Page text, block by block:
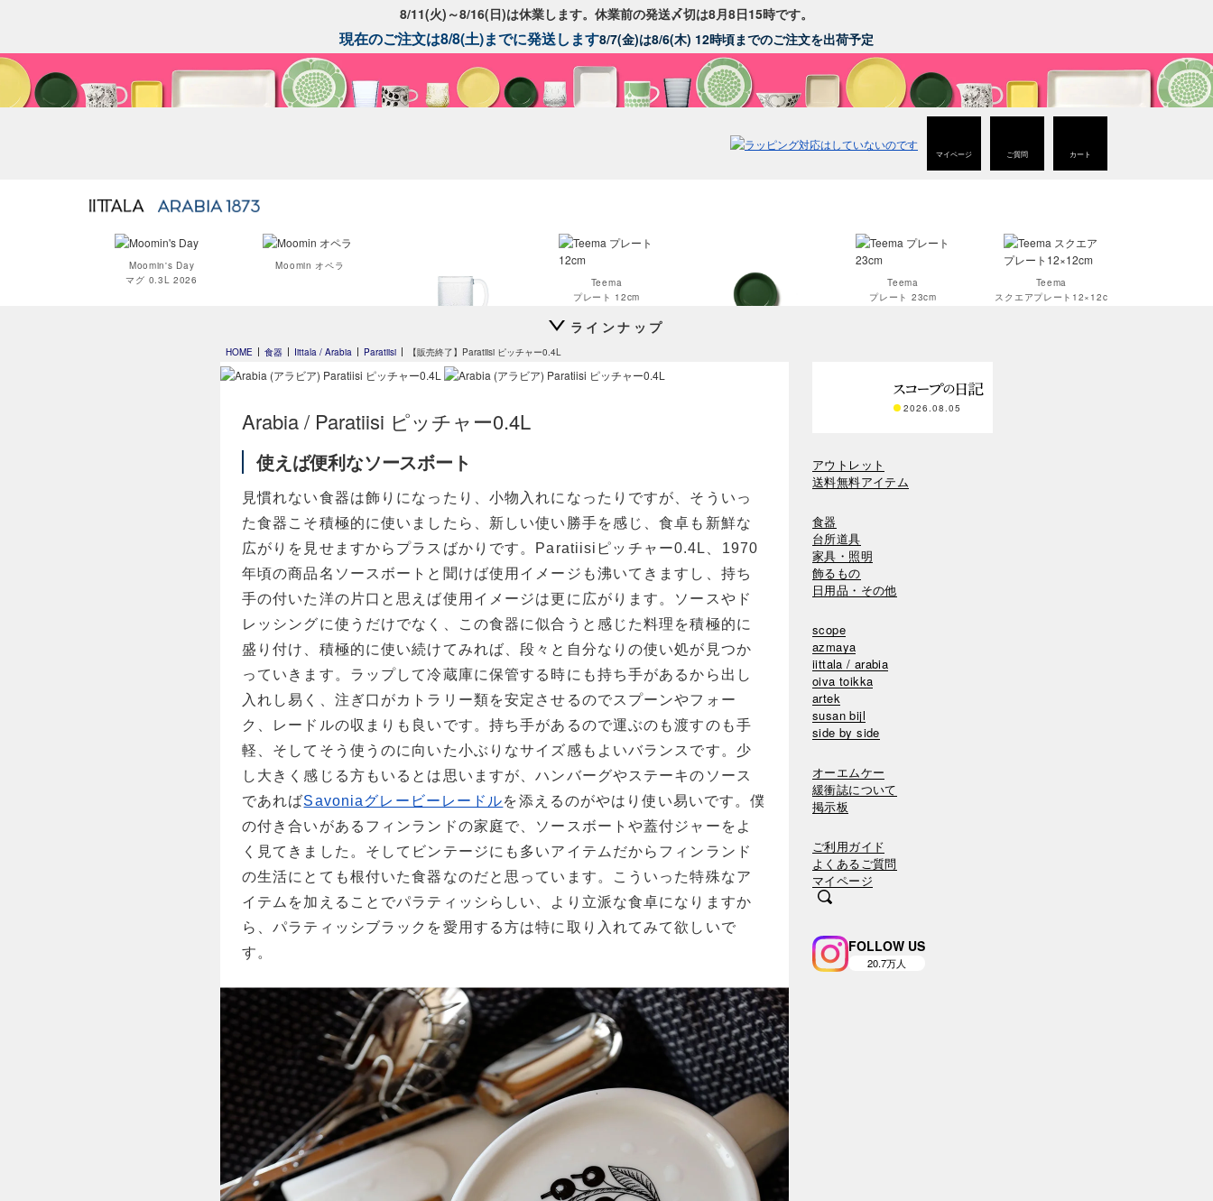
8/11(火)～8/16(日)は休業します。休業前の発送〆切は8月8日15時です。
現在のご注文は8/8(土)までに発送します8/7(金)は8/6(木) 12時頃までのご注文を出荷予定
マイページ ご質問 カート
Moomin's Day
マグ 0.3L 2026
Moomin オペラ
ビアグラス 330ml
Teema
プレート 12cm
Teema
プレート 23cm
Teema
スクエアプレート12×12c
ラインナップ
HOME 食器 Iittala / Arabia Paratiisi 【販売終了】Paratiisi ピッチャー0.4L
Arabia / Paratiisi ピッチャー0.4L
使えば便利なソースボート
見慣れない食器は飾りになったり、小物入れになったりですが、そういっ
た食器こそ積極的に使いましたら、新しい使い勝手を感じ、食卓も新鮮な
広がりを見せますからプラスばかりです。Paratiisiピッチャー0.4L、1970
年頃の商品名ソースボートと聞けば使用イメージも沸いてきますし、持ち
手の付いた洋の片口と思えば使用イメージは更に広がります。ソースやド
レッシングに使うだけでなく、この食器に似合うと感じた料理を積極的に
盛り付け、積極的に使い続けてみれば、段々と自分なりの使い処が見つか
っていきます。ラップして冷蔵庫に保管する時にも持ち手があるから出し
入れし易く、注ぎ口がカトラリー類を安定させるのでスプーンやフォー
ク、レードルの収まりも良いです。持ち手があるので運ぶのも渡すのも手
軽、そしてそう使うのに向いた小ぶりなサイズ感もよいバランスです。少
し大きく感じる方もいるとは思いますが、ハンバーグやステーキのソース
であればSavoniaグレービーレードルを添えるのがやはり使い易いです。僕
の付き合いがあるフィンランドの家庭で、ソースボートや蓋付ジャーをよ
く見てきました。そしてビンテージにも多いアイテムだからフィンランド
の生活にとても根付いた食器なのだと思っています。こういった特殊なア
イテムを加えることでパラティッシらしい、より立派な食卓になりますか
ら、パラティッシブラックを愛用する方は特に取り入れてみて欲しいで
す。
2026.08.05
アウトレット
送料無料アイテム
食器
台所道具
家具・照明
飾るもの
日用品・その他
scope
azmaya
iittala / arabia
oiva toikka
artek
susan bijl
side by side
オーエムケー
緩衝誌について
掲示板
ご利用ガイド
よくあるご質問
マイページ
FOLLOW US